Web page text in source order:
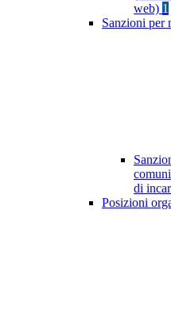
web) 1
Sanzioni per
di
Posizioni